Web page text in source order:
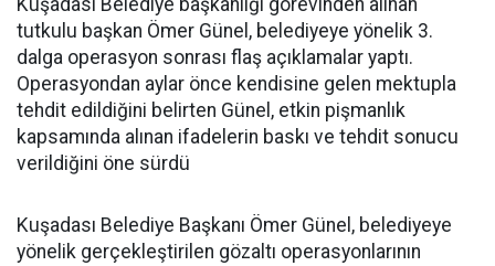
Kuşadası Belediye başkanlığı görevinden alınan
tutkulu başkan Ömer Günel, belediyeye yönelik 3.
dalga operasyon sonrası flaş açıklamalar yaptı.
Operasyondan aylar önce kendisine gelen mektupla
tehdit edildiğini belirten Günel, etkin pişmanlık
kapsamında alınan ifadelerin baskı ve tehdit sonucu
verildiğini öne sürdü
Kuşadası Belediye Başkanı Ömer Günel, belediyeye
yönelik gerçekleştirilen gözaltı operasyonlarının